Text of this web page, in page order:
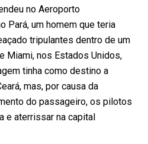
no Aeroporto
Pará, um homem que teria
tripulantes dentro de um
Miami, nos Estados Unidos,
tinha como destino a
mas, por causa da
do passageiro, os pilotos
e aterrissar na capital